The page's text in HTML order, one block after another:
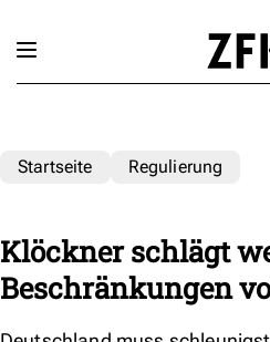
Startseite Regulierung
Klöckner schlägt
Beschränkungen